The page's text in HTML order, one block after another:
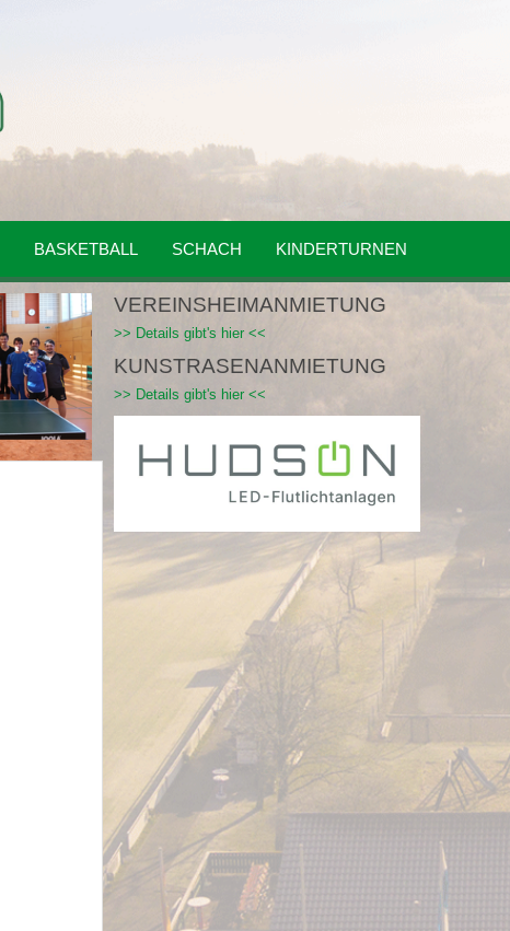
BASKETBALL SCHACH KINDERTURNEN
VEREINSHEIMANMIETUNG
>> Details gibt's hier <<
KUNSTRASENANMIETUNG
>> Details gibt's hier <<